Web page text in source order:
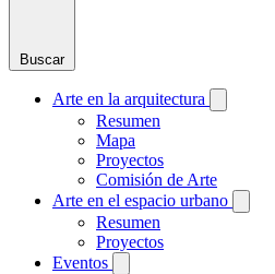
Buscar
Arte en la arquitectura
Resumen
Mapa
Proyectos
Comisión de Arte
Arte en el espacio urbano
Resumen
Proyectos
Eventos